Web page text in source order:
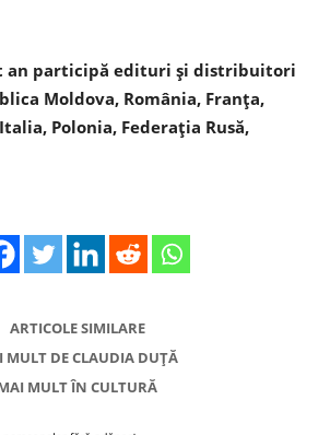
an participă edituri şi distribuitori
Moldova, România, Franţa,
Polonia, Federaţia Rusă,
ARTICOLE SIMILARE
MULT DE CLAUDIA DUȚĂ
MULT ÎN CULTURĂ